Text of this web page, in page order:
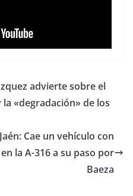
advierte sobre el
«degradación» de los
Cae un vehículo con
la A-316 a su paso por
Baeza